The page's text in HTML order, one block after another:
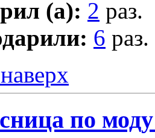
(а): 2 раз.
6 раз.
по